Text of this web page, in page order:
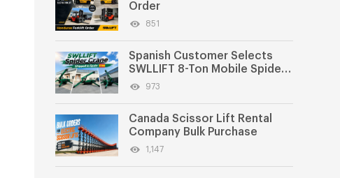
Order
851
Spanish Customer Selects
SWLLIFT 8-Ton Mobile Spider
Crane
973
Canada Scissor Lift Rental
Company Bulk Purchase
1,147